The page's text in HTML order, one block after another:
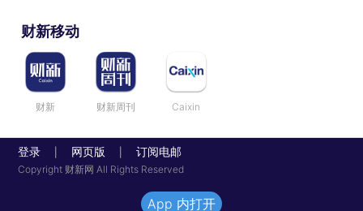
财新移动
财新 财新周刊 Caixin
登录 网页版 订阅电邮
Copyright 财新网 All Rights Reserved
App 内打开